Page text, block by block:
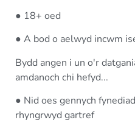
● 18+ oed
● A bod o aelwyd incwm
Bydd angen i un o'r
amdanoch chi hefyd...
● Nid oes gennych
rhyngrwyd gartref